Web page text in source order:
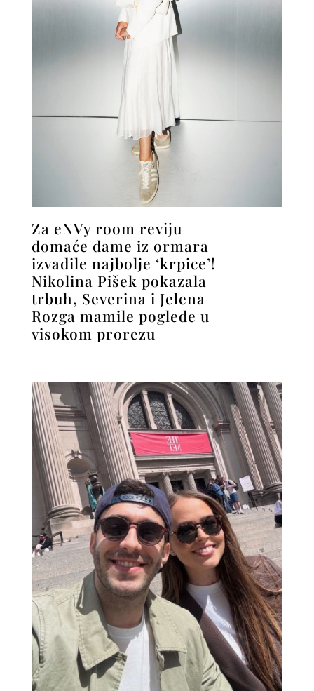
Za eNVy room reviju
domaće dame iz ormara
izvadile najbolje ‘krpice’!
Nikolina Pišek pokazala
trbuh, Severina i Jelena
Rozga mamile poglede u
visokom prorezu